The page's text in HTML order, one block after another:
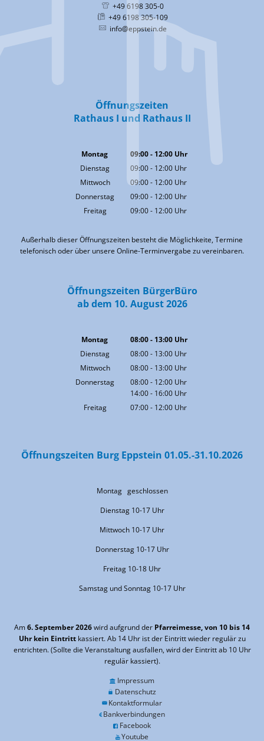
+49 6198 305-0
+49 6198 305-109
info@eppstein.de
Öffnungszeiten
Rathaus I und Rathaus II
Montag 09:00- 12:00Uhr
Von 09:00 bis 12:00 Uhr
Dienstag 09:00- 12:00 Uhr
Von 09:00 bis 12:00 Uhr
Mittwoch 09:00- 12:00 Uhr
Von 09:00 bis 12:00 Uhr
Donnerstag 09:00- 12:00 Uhr
Von 09:00 bis 12:00 Uhr
Freitag 09:00- 12:00 Uhr
Außerhalb dieser Öffnungszeiten besteht die Möglichkeite, Termine
telefonisch oder über unsere Online-Terminvergabe zu vereinbaren.
Öffnungszeiten BürgerBüro
ab dem 10. August 2026
Montag 08:00- 13:00Uhr
Von 08:00 bis 13:00 Uhr
Dienstag 08:00- 13:00 Uhr
Von 08:00 bis 13:00 Uhr
Mittwoch 08:00- 13:00 Uhr
Von 08:00 bis 13:00 Uhr
Donnerstag 08:00- 12:00 Uhr
Von 08:00 bis 12:00 Uhr
14:00- 16:00 Uhr
Von 14:00 bis 16:00 Uhr
Freitag 07:00- 12:00 Uhr
Öffnungszeiten Burg Eppstein 01.05.-31.10.2026
Montag geschlossen
Dienstag 10-17 Uhr
Mittwoch 10-17 Uhr
Donnerstag 10-17 Uhr
Freitag 10-18 Uhr
Samstag und Sonntag 10-17 Uhr
Am6. September 2026wird aufgrund der Pfarreimesse, von 10 bis 14
Uhr kein Eintrittkassiert. Ab 14 Uhr ist der Eintritt wieder regulär zu
entrichten. (Sollte die Veranstaltung ausfallen, wird der Eintritt ab 10 Uhr
regulär kassiert).
Impressum
Datenschutz
Kontaktformular
Bankverbindungen
Facebook
Youtube